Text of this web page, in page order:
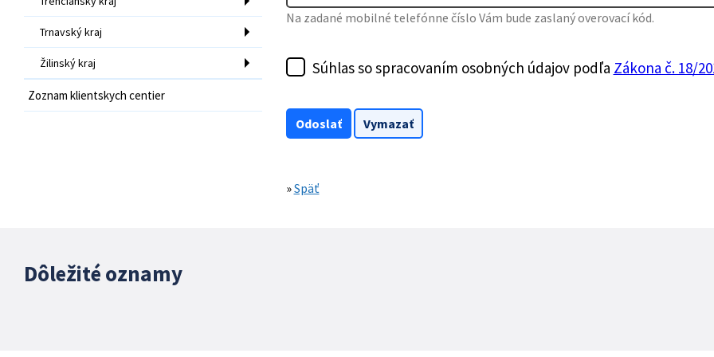
Trnavský kraj
Žilinský kraj
Zoznam klientskych centier
Na zadané mobilné telefónne číslo Vám bude zaslaný overovací kód.
Súhlas so spracovaním osobných údajov podľa Zákona č. 18/
»Späť
Dôležité oznamy